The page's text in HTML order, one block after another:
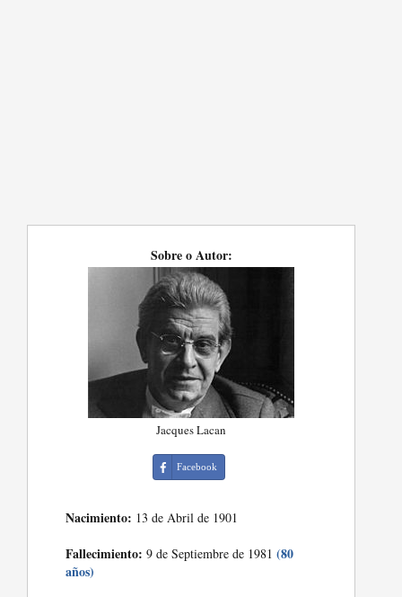
Sobre o Autor:
Jacques Lacan
Facebook
Nacimiento: 13 de Abril de 1901
Fallecimiento: 9 de Septiembre de 1981(80
años)